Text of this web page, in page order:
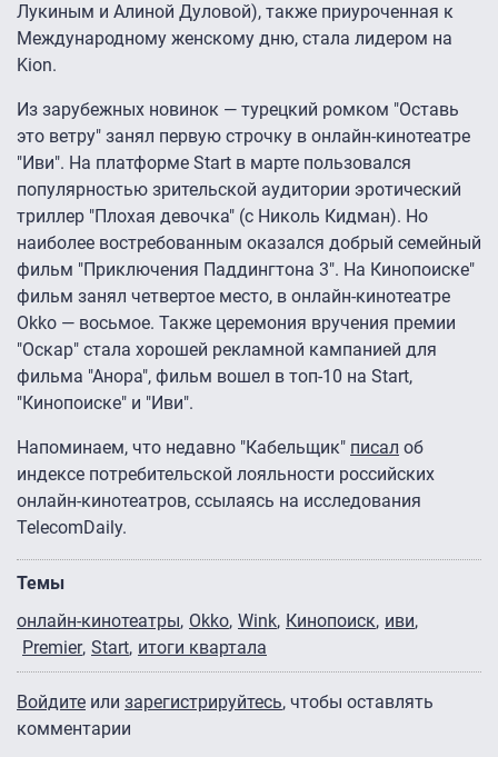
Лукиным и Алиной Дуловой), также приуроченная к
Международному женскому дню, стала лидером на
Kion.
Из зарубежных новинок — турецкий ромком "Оставь
это ветру" занял первую строчку в онлайн-кинотеатре
"Иви". На платформе Start в марте пользовался
популярностью зрительской аудитории эротический
триллер "Плохая девочка" (с Николь Кидман). Но
наиболее востребованным оказался добрый семейный
фильм "Приключения Паддингтона 3". На Кинопоиске"
фильм занял четвертое место, в онлайн-кинотеатре
Okko — восьмое. Также церемония вручения премии
"Оскар" стала хорошей рекламной кампанией для
фильма "Анора", фильм вошел в топ-10 на Start,
"Кинопоиске" и "Иви".
Напоминаем, что недавно "Кабельщик" писал об
индексе потребительской лояльности российских
онлайн-кинотеатров, ссылаясь на исследования
TelecomDaily.
Темы
онлайн-кинотеатры Okko Wink Кинопоиск иви
Premier Start итоги квартала
Войдите или зарегистрируйтесь, чтобы оставлять
комментарии